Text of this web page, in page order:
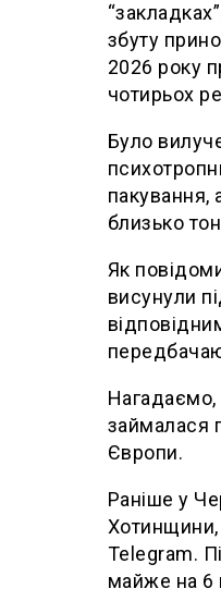
збуту
2026 року
чотирьох
Було
пакування,
близько
Як
висунули
Нагадаємо,
займалася
Європи.
Раніше у
Хотинщини,
Telegram.
майже на 6